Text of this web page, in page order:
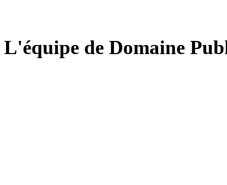
L'équipe de Domaine